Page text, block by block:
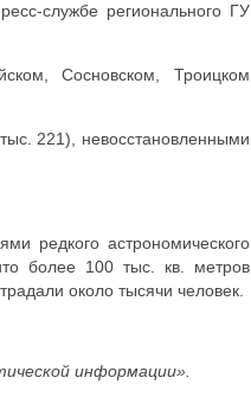
службе регионального ГУ
Сосновском, Троицком
221), невосстановленными
редкого астрономического
более 100 тыс. кв. метров
около тысячи человек.
информации».